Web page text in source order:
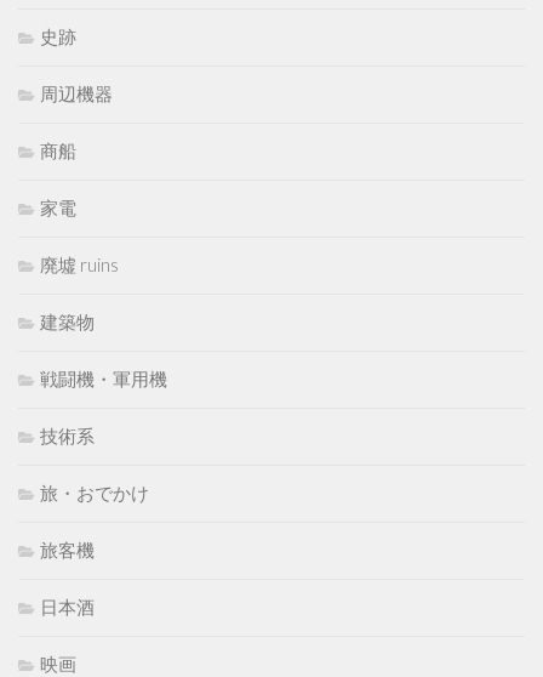
史跡
周辺機器
商船
家電
廃墟 ruins
建築物
戦闘機・軍用機
技術系
旅・おでかけ
旅客機
日本酒
映画